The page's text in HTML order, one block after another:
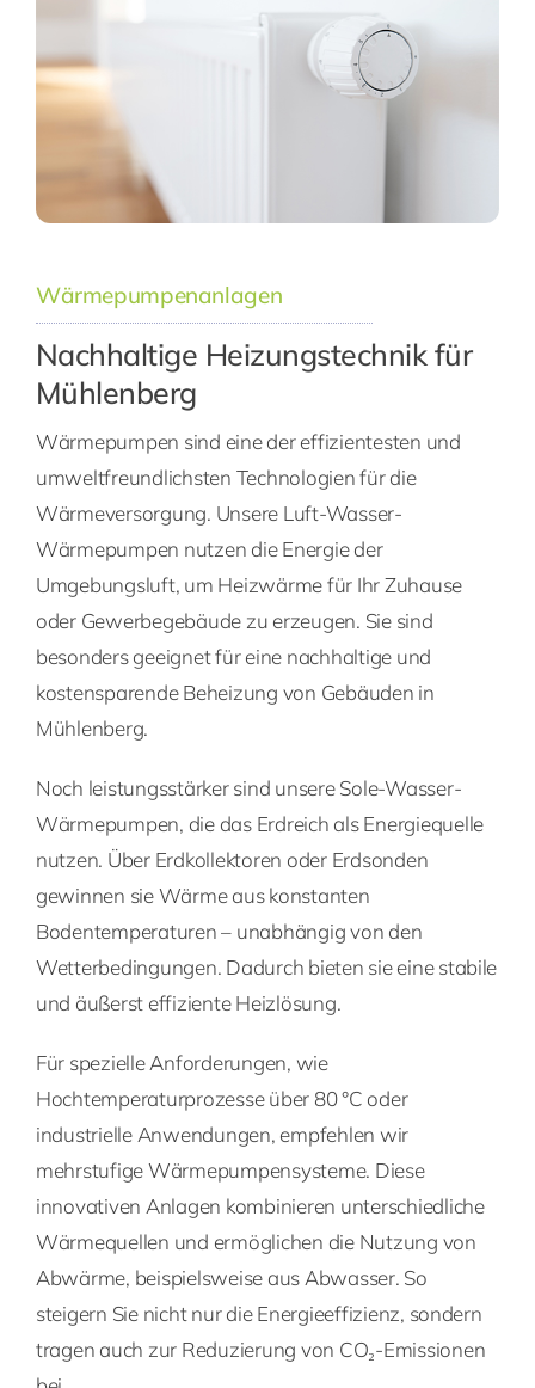
Wärmepumpenanlagen
Nachhaltige Heizungstechnik für
Mühlenberg
Wärmepumpen sind eine der effizientesten und
umweltfreundlichsten Technologien für die
Wärmeversorgung. Unsere Luft-Wasser-
Wärmepumpen nutzen die Energie der
Umgebungsluft, um Heizwärme für Ihr Zuhause
oder Gewerbegebäude zu erzeugen. Sie sind
besonders geeignet für eine nachhaltige und
kostensparende Beheizung von Gebäuden in
Mühlenberg.
Noch leistungsstärker sind unsere Sole-Wasser-
Wärmepumpen, die das Erdreich als Energiequelle
nutzen. Über Erdkollektoren oder Erdsonden
gewinnen sie Wärme aus konstanten
Bodentemperaturen – unabhängig von den
Wetterbedingungen. Dadurch bieten sie eine stabile
und äußerst effiziente Heizlösung.
Für spezielle Anforderungen, wie
Hochtemperaturprozesse über 80 °C oder
industrielle Anwendungen, empfehlen wir
mehrstufige Wärmepumpensysteme. Diese
innovativen Anlagen kombinieren unterschiedliche
Wärmequellen und ermöglichen die Nutzung von
Abwärme, beispielsweise aus Abwasser. So
steigern Sie nicht nur die Energieeffizienz, sondern
tragen auch zur Reduzierung von CO₂-Emissionen